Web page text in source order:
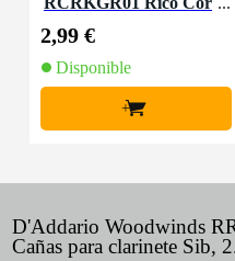
2,99 €
Disponible
+
D'Addario Woodwinds
Cañas para clarinete Sib,